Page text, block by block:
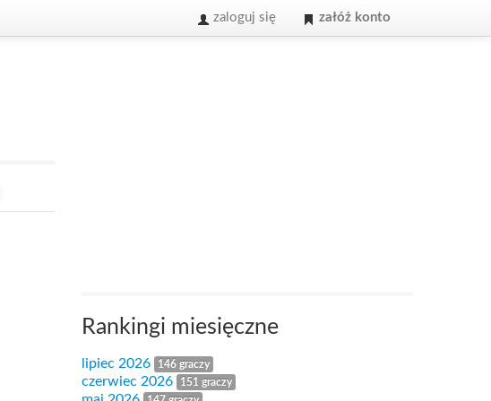
zaloguj się załóż konto
Rankingi miesięczne
lipiec 2026 146 graczy
czerwiec 2026 151 graczy